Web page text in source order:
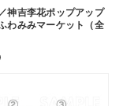
神吉李花ポップアップ
わみみマーケット（全